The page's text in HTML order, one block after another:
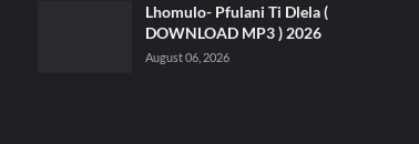
Lhomulo- Pfulani Ti Dlela (
DOWNLOAD MP3 ) 2026
August 06, 2026